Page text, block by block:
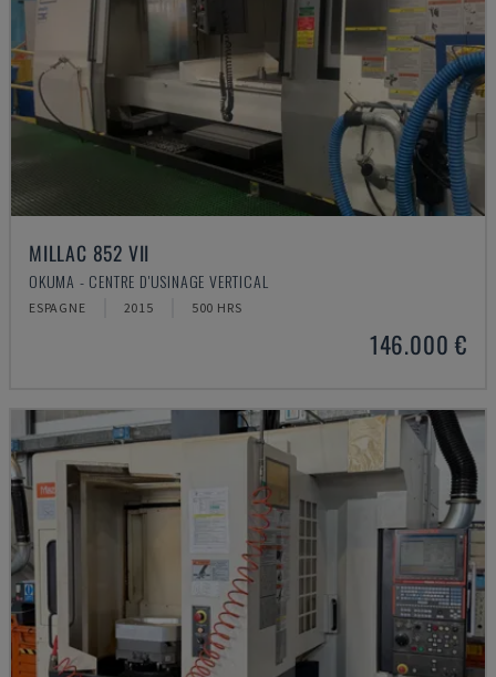
MILLAC 852 VII
OKUMA - CENTRE D'USINAGE VERTICAL
ESPAGNE 2015 500 HRS
146.000 €